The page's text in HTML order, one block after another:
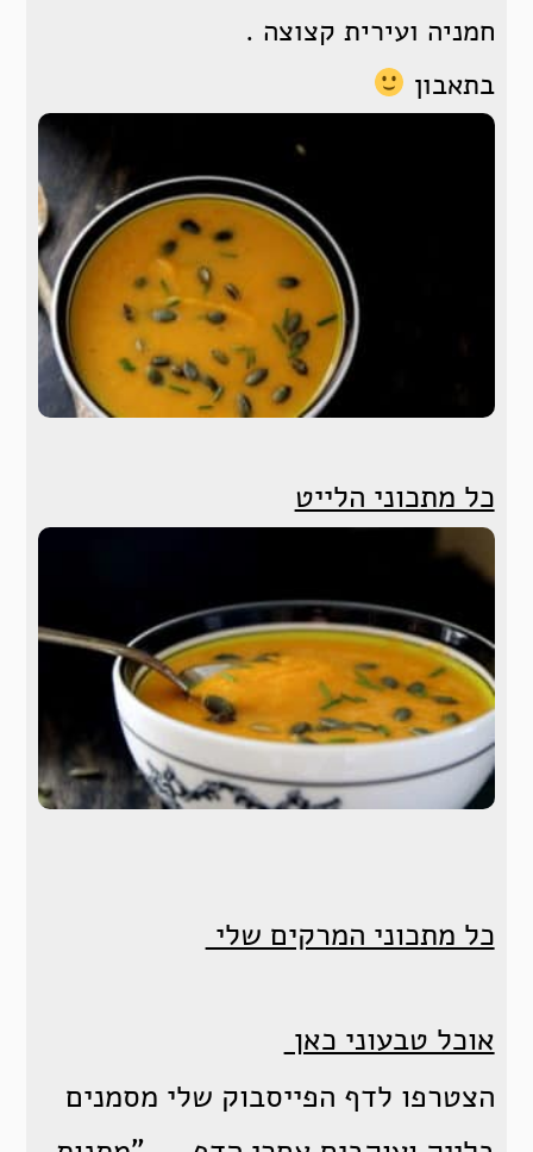
חמניה ועירית קצוצה .
בתאבון
כל מתכוני הלייט
כל מתכוני המרקים שלי
אוכל טבעוני כאן
הצטרפו לדף הפייסבוק שלי מסמנים